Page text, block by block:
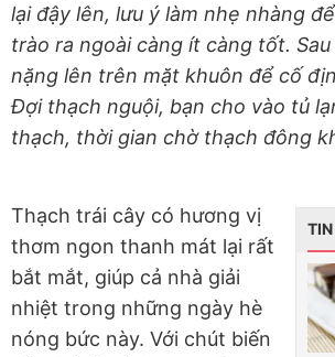
lại đậy lên, lưu ý làm nhẹ nhàng
trào ra ngoài càng ít càng tốt.
nặng lên trên mặt khuôn để cố
Đợi thạch nguội, bạn cho vào tủ
thạch, thời gian chờ thạch đông
Thạch trái cây có hương vị
thơm ngon thanh mát lại rất
bắt mắt, giúp cả nhà giải
nhiệt trong những ngày hè
nóng bức này. Với chút biến